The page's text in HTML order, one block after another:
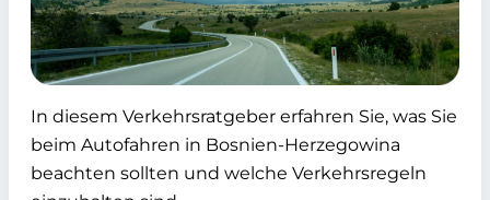
In diesem Verkehrsratgeber erfahren Sie, was Sie
beim Autofahren in Bosnien-Herzegowina
beachten sollten und welche Verkehrsregeln